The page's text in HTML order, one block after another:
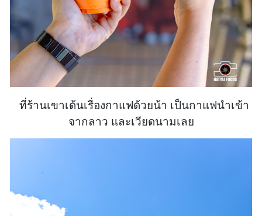
ที่ร้านเขาเด้นเรื่องกาแฟด้วยน้า เป็นกาแฟนำเข้า
จากลาว และเวียดนามเลย